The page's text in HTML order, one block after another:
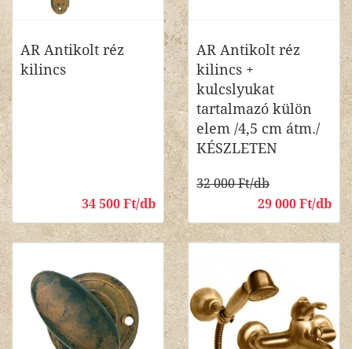
AR Antikolt réz
kilincs
34 500 Ft/db
AR Antikolt réz
kilincs +
kulcslyukat
tartalmazó külön
elem /4,5 cm átm./
KÉSZLETEN
32 000 Ft/db
29 000 Ft/db